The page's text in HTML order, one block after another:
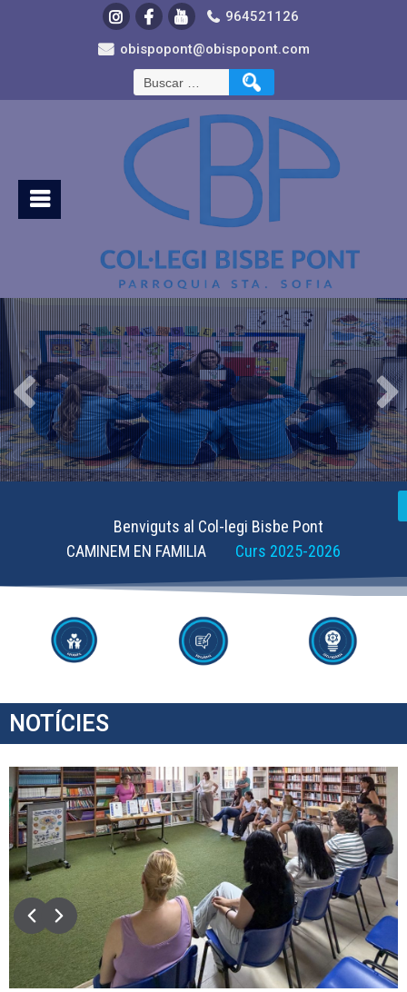
964521126
obispopont@obispopont.com
Benviguts al Col-legi Bisbe Pont
CAMINEM EN FAMILIA Curs 2025-2026
NOTÍCIES